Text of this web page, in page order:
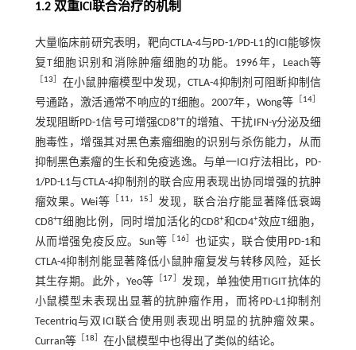
1.2 双重ICI联合治疗的机制
大量临床前研究表明，靶向CTLA-4与PD-1/PD-L1的ICI能够恢
复T细胞识别和消除肿瘤细胞的功能。1996年，Leach等
13
在小鼠肿瘤模型中发现，CTLA-4抑制剂可阻断抑制信
号通路，激活通常不响应的T细胞。2007年，Wong等
14
发现阻断PD-1信号可增强CD8+T的增殖、干扰IFN-γ分泌及细
胞毒性，增强其对黑色素瘤细胞的识别与杀伤能力，从而
抑制黑色素瘤的生长和免疫逃逸。与单一ICI疗法相比，PD-
1/PD-L1与CTLA-4抑制剂的联合应用表现出协同增强的抗肿
瘤效果。Wei等
11， 15
发现，联合治疗能显著降低衰竭
CD8+T细胞比例，同时增加活化的CD8+和CD4+效应T细胞，
从而增强免疫反应。Sun等
16］也证实，联合使用PD-1和
CTLA-4抑制剂能显著降低小鼠肿瘤复发与转移风险，延长
其生存期。此外，Yeo等
17
发现，单独使用TIGIT抗体的
小鼠模型未表现出显著的抗肿瘤作用，而将PD-L1抑制剂
Tecentriq与双ICI联合使用则表现出明显的抗肿瘤效果。
Curran等［ 18 在小鼠模型中也得出了类似的结论。